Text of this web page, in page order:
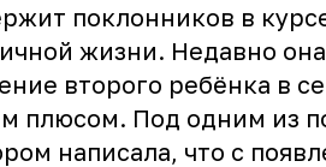
поклонников в
жизни. Недавно она
второго ребёнка в
плюсом. Под одним из
написала, что с